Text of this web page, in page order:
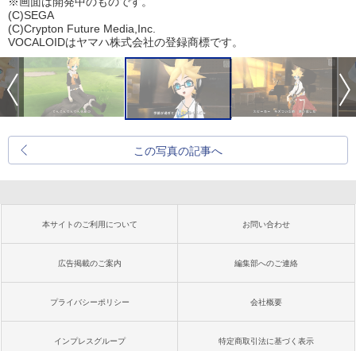
(C)SEGA
(C)Crypton Future Media,Inc.
VOCALOIDはヤマハ株式会社の登録商標です。
この写真の記事へ
本サイトのご利用について お問い合わせ
広告掲載のご案内 編集部へのご連絡
プライバシーポリシー 会社概要
インプレスグループ 特定商取引法に基づく表示